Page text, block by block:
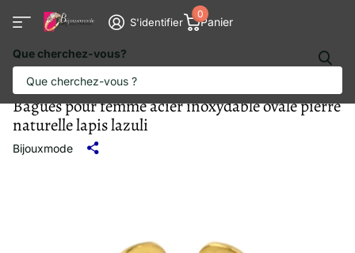
Que cherchez-vous?
S'identifier Panier
0
Bagues pour femme acier inoxydable ovale pierre
naturelle lapis lazuli
Bijouxmode